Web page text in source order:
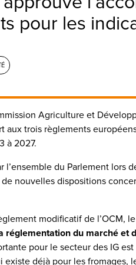
pour les
Agriculture et
aux trois règlements
à 2027.
l’ensemble du Parlement lors
nouvelles dispositions
modificatif de l’OCM,
réglementation du marché et
pour le secteur des IG est
existe déjà pour les fromages,